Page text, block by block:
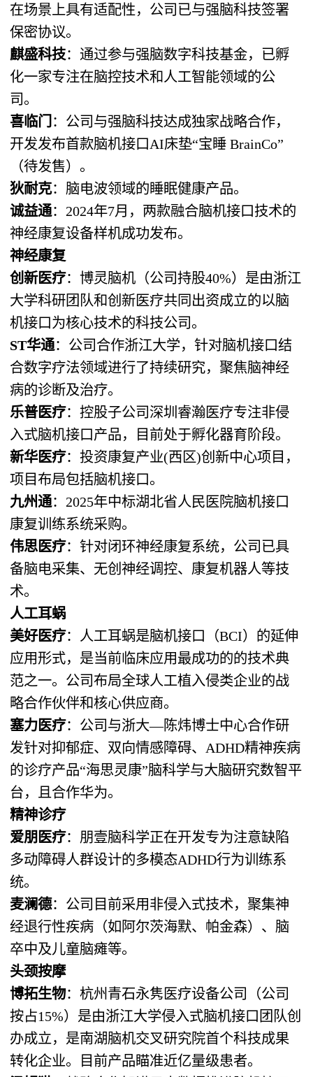
在场景上具有适配性，公司已与强脑科技签署
保密协议。
麒盛科技：通过参与强脑数字科技基金，已孵
化一家专注在脑控技术和人工智能领域的公
司。
喜临门 ：公司与强脑科技达成独家战略合作，
开发发布首款脑机接口AI床垫“宝睡 BrainCo”
（待发售）。
狄耐克：脑电波领域的睡眠健康产品。
诚益通：2024年7月，两款融合脑机接口技术的
神经康复设备样机成功发布。
神经康复
创新医疗：博灵脑机（公司持股40%）是由浙江
大学科研团队和创新医疗共同出资成立的以脑
机接口为核心技术的科技公司。
ST华通：公司合作浙江大学，针对脑机接口结
合数字疗法领域进行了持续研究，聚焦脑神经
病的诊断及治疗。
乐普医疗：控股子公司深圳睿瀚医疗专注非侵
入式脑机接口产品，目前处于孵化器育阶段。
新华医疗：投资康复产业(西区)创新中心项目，
项目布局包括脑机接口。
九州通：2025年中标湖北省人民医院脑机接口
康复训练系统采购。
伟思医疗：针对闭环神经康复系统，公司已具
备脑电采集、无创神经调控、康复机器人等技
术。
人工耳蜗
美好医疗：人工耳蜗是脑机接口（BCI）的延伸
应用形式，是当前临床应用最成功的的技术典
范之一。公司布局全球人工植入侵类企业的战
略合作伙伴和核心供应商。
塞力医疗：公司与浙大—陈炜博士中心合作研
发针对抑郁症、双向情感障碍、ADHD精神疾病
的诊疗产品“海思灵康”脑科学与大脑研究数智平
台，且合作华为。
精神诊疗
爱朋医疗：朋壹脑科学正在开发专为注意缺陷
多动障碍人群设计的多模态ADHD行为训练系
统。
麦澜德：公司目前采用非侵入式技术，聚集神
经退行性疾病（如阿尔茨海默、帕金森）、脑
卒中及儿童脑瘫等。
头颈按摩
博拓生物：杭州青石永隽医疗设备公司（公司
按占15%）是由浙江大学侵入式脑机接口团队创
办成立，是南湖脑机交叉研究院首个科技成果
转化企业。目前产品瞄准近亿量级患者。